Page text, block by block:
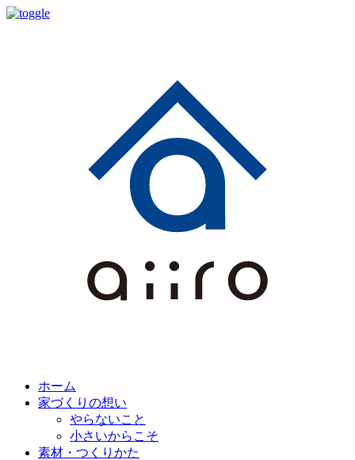
ホーム
家づくりの想い
やらないこと
小さいからこそ
素材・つくりかた